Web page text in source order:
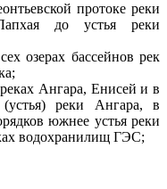
протоке реки
до устья реки
озерах бассейнов рек
Ангара, Енисей и в
реки Ангара, в
южнее устья реки
водохранилищ ГЭС;